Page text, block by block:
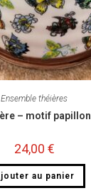
Ensemble théières
– motif papillon
24,00 €
au panier